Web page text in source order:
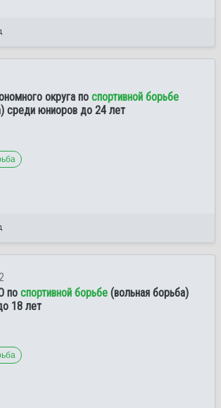
округа по спортивной борьбе
среди юниоров до 24 лет
по спортивной борьбе (вольная борьба)
18 лет